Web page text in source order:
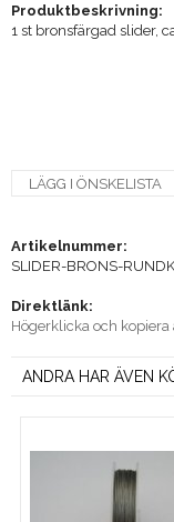
Produktbeskrivning:
1 st bronsfärgad slider,
LÄGG I ÖNSKELISTA
Artikelnummer:
SLIDER-BRONS-
Direktlänk:
Högerklicka och kopiera
ANDRA HAR ÄVEN